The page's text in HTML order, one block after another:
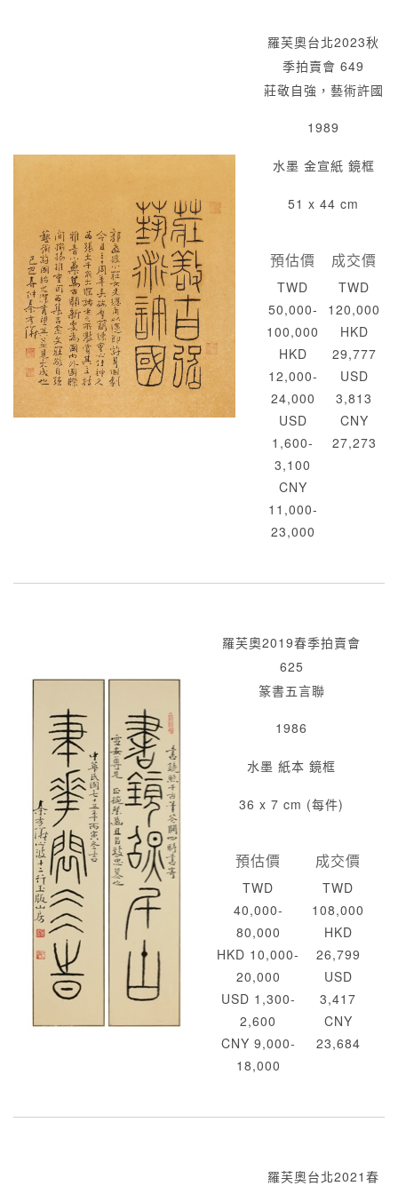
羅芙奧台北2023秋
季拍賣會 649
莊敬自強，藝術許國
1989
水墨 金宣紙 鏡框
51 x 44 cm
預估價
TWD
50,000-
100,000
HKD
12,000-
24,000
USD
1,600-
3,100
CNY
11,000-
23,000
成交價
TWD
120,000
HKD
29,777
USD
3,813
CNY
27,273
羅芙奧2019春季拍賣會
625
篆書五言聯
1986
水墨 紙本 鏡框
36 x 7 cm (每件)
預估價
TWD
40,000-
80,000
HKD 10,000-
20,000
USD 1,300-
2,600
CNY 9,000-
18,000
成交價
TWD
108,000
HKD
26,799
USD
3,417
CNY
23,684
羅芙奧台北2021春